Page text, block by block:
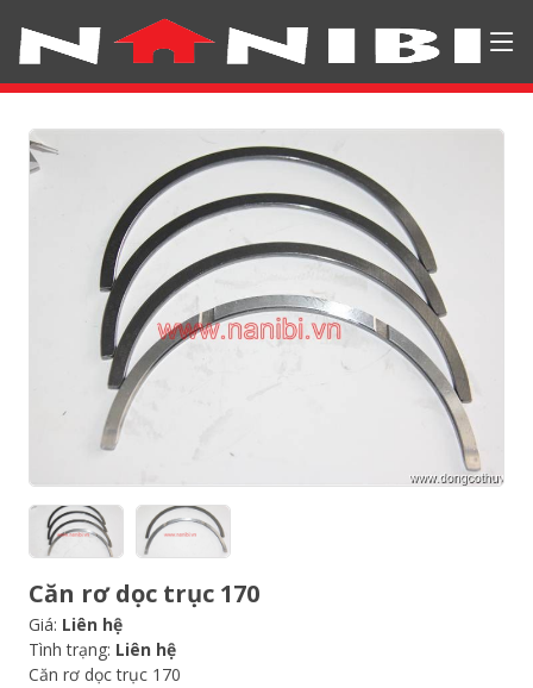
Căn rơ dọc trục 170
Giá: Liên hệ
Tình trạng: Liên hệ
Căn rơ dọc trục 170